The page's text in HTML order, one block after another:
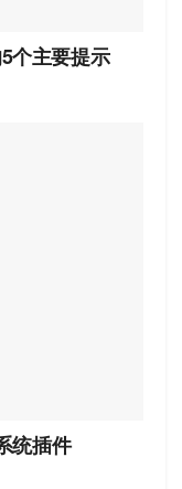
个主要提示
统插件